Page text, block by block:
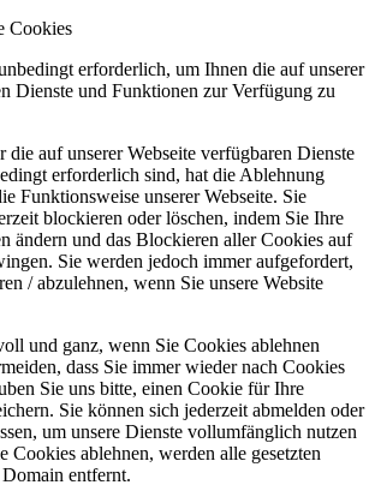
Cookies
erforderlich, um Ihnen die auf unserer
Dienste und Funktionen zur Verfügung zu
die auf unserer Webseite verfügbaren Dienste
erforderlich sind, hat die Ablehnung
Funktionsweise unserer Webseite. Sie
blockieren oder löschen, indem Sie Ihre
ändern und das Blockieren aller Cookies auf
Sie werden jedoch immer aufgefordert,
/ abzulehnen, wenn Sie unsere Website
und ganz, wenn Sie Cookies ablehnen
dass Sie immer wieder nach Cookies
Sie uns bitte, einen Cookie für Ihre
Sie können sich jederzeit abmelden oder
um unsere Dienste vollumfänglich nutzen
Cookies ablehnen, werden alle gesetzten
entfernt.